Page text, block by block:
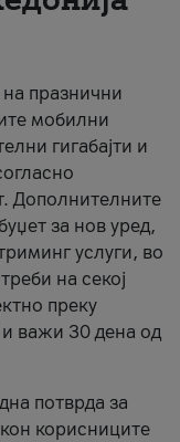
на празнични
мобилни
гигабајти и
Дополнителните
за нов уред,
услуги, во
на секој
преку
и важи 30 дена од
потврда за
корисниците